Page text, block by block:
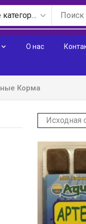
О нас
Корма